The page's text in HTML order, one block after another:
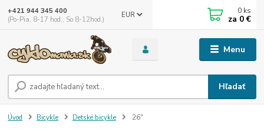
Menu
EUR
Hľadať
+421 944 345 400
(Po-Pia, 8-17 hod., So 8-12hod.)
0 ks
za 0 €
Úvod Bicykle Detské bicykle 26"